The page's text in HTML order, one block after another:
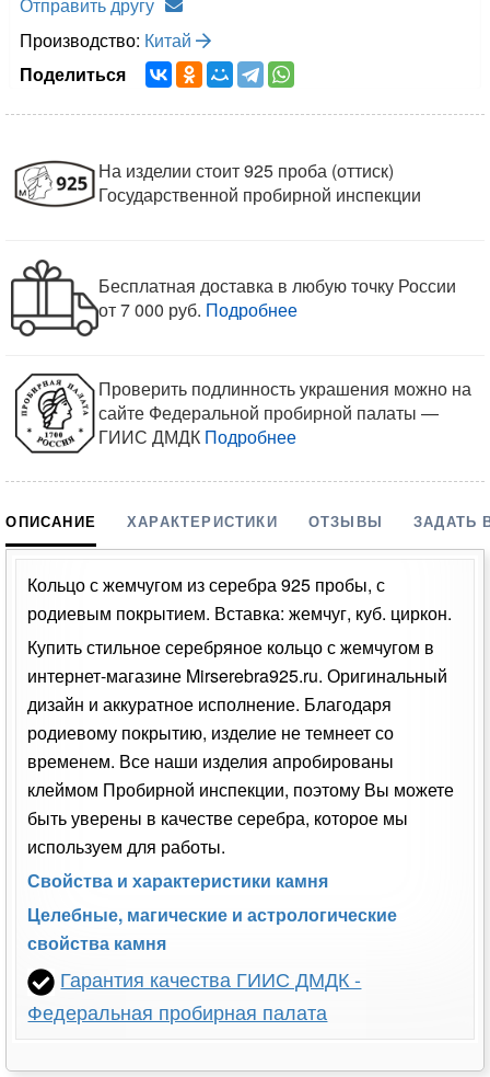
Производство: Китай
Поделиться
На изделии стоит 925 проба (оттиск)
Государственной пробирной инспекции
Бесплатная доставка в любую точку России
от 7 000 руб. Подробнее
Проверить подлинность украшения можно на
сайте Федеральной пробирной палаты —
ГИИС ДМДК Подробнее
ОПИСАНИЕ ХАРАКТЕРИСТИКИ ОТЗЫВЫ ЗАДАТЬ
Кольцо с жемчугом из серебра 925 пробы, с
родиевым покрытием. Вставка: жемчуг, куб. циркон.
Купить стильное серебряное кольцо с жемчугом в
интернет-магазине Mirserebra925.ru. Оригинальный
дизайн и аккуратное исполнение. Благодаря
родиевому покрытию, изделие не темнеет со
временем. Все наши изделия апробированы
клеймом Пробирной инспекции, поэтому Вы можете
быть уверены в качестве серебра, которое мы
используем для работы.
Свойства и характеристики камня
Целебные, магические и астрологические
свойства камня
Гарантия качества ГИИС ДМДК -
Федеральная пробирная палата